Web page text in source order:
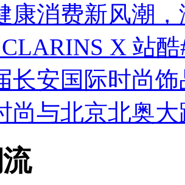
康消费新风潮
CLARINS X 站
长安国际时尚
尚与北京北奥